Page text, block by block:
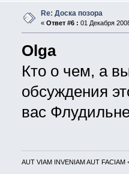
Re: Доска позора
« Ответ #6 : 01 Декабря
Olga
Кто о чем, а
обсуждения
вас
AUT VIAM INVENIAM AUT FACIAM